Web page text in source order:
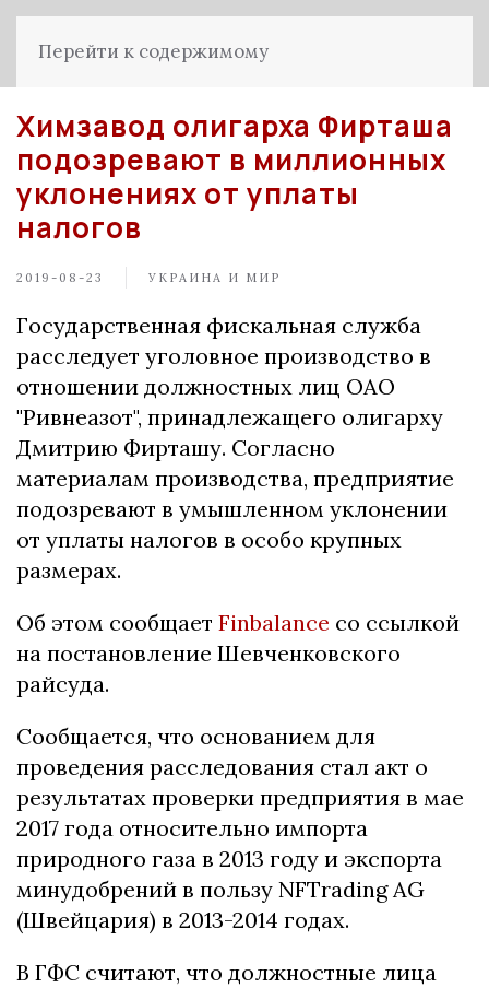
Перейти к содержимому
Химзавод олигарха Фирташа
подозревают в миллионных
уклонениях от уплаты
налогов
2019-08-23 УКРАИНА И МИР
Государственная фискальная служба
расследует уголовное производство в
отношении должностных лиц ОАО
"Ривнеазот", принадлежащего олигарху
Дмитрию Фирташу. Согласно
материалам производства, предприятие
подозревают в умышленном уклонении
от уплаты налогов в особо крупных
размерах.
Об этом сообщает Finbalance со ссылкой
на постановление Шевченковского
райсуда.
Сообщается, что основанием для
проведения расследования стал акт о
результатах проверки предприятия в мае
2017 года относительно импорта
природного газа в 2013 году и экспорта
минудобрений в пользу NFTrading AG
(Швейцария) в 2013-2014 годах.
В ГФС считают, что должностные лица